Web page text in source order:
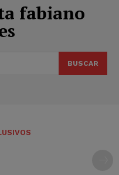
fabiano
BUSCAR